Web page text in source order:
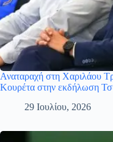
Αναταραχή στη Χαριλάου
Κουρέτα στην εκδήλωση
29 Ιουλίου, 2026